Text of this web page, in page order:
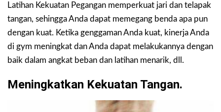
Latihan Kekuatan Pegangan memperkuat jari dan telapak
tangan, sehingga Anda dapat memegang benda apa pun
dengan kuat. Ketika genggaman Anda kuat, kinerja Anda
di gym meningkat dan Anda dapat melakukannya dengan
baik dalam angkat beban dan latihan menarik, dll.
Meningkatkan Kekuatan Tangan.